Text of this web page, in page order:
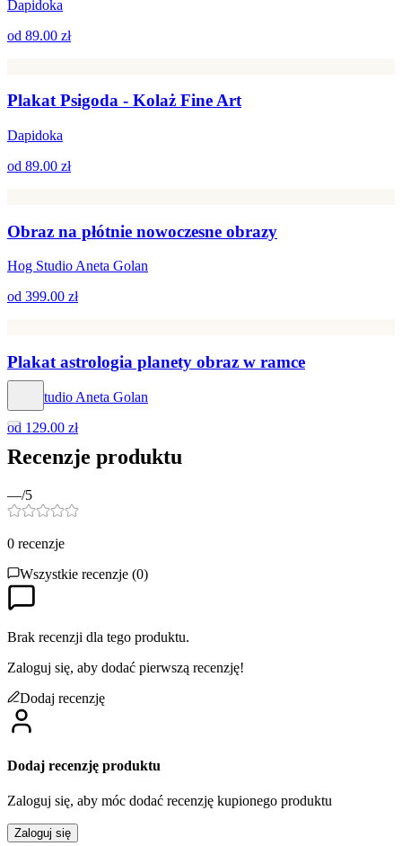
Dapidoka
od 89.00 zł
Plakat Psigoda - Kolaż Fine Art
Dapidoka
od 89.00 zł
Obraz na płótnie nowoczesne obrazy
Hog Studio Aneta Golan
od 399.00 zł
Plakat astrologia planety obraz w ramce
Hog Studio Aneta Golan
od 129.00 zł
Recenzje produktu
—/5
0 recenzje
Wszystkie recenzje (0)
Brak recenzji dla tego produktu.
Zaloguj się, aby dodać pierwszą recenzję!
Dodaj recenzję
Dodaj recenzję produktu
Zaloguj się, aby móc dodać recenzję kupionego produktu
Zaloguj się